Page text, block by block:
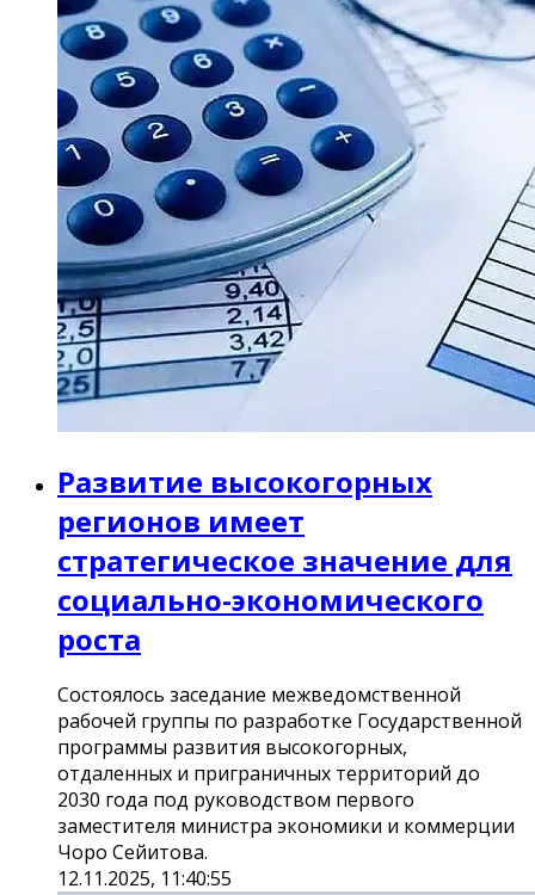
Развитие высокогорных
регионов имеет
стратегическое значение для
социально-экономического
роста
Состоялось заседание межведомственной
рабочей группы по разработке Государственной
программы развития высокогорных,
отдаленных и приграничных территорий до
2030 года под руководством первого
заместителя министра экономики и коммерции
Чоро Сейитова.
12.11.2025, 11:40:55